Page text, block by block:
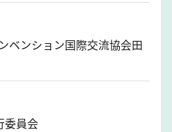
ベンション国際交流協会田
委員会